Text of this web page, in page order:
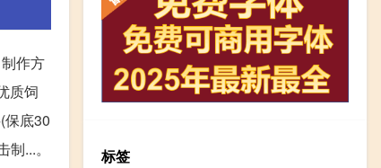
作方
质饲
保底30
...。
标签